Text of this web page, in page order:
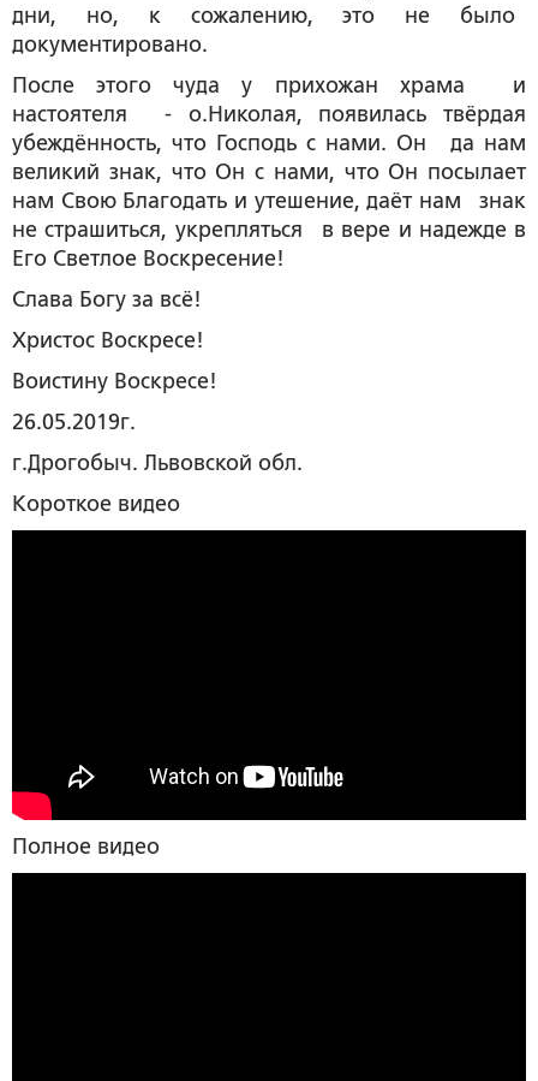
дни, но, к сожалению, это не было
документировано.
После этого чуда у прихожан храма и
настоятеля - о.Николая, появилась твёрдая
убеждённость, что Господь с нами. Он да нам
великий знак, что Он с нами, что Он посылает
нам Свою Благодать и утешение, даёт нам знак
не страшиться, укрепляться в вере и надежде в
Его Светлое Воскресение!
Слава Богу за всё!
Христос Воскресе!
Воистину Воскресе!
26.05.2019г.
г.Дрогобыч. Львовской обл.
Короткое видео
Полное видео